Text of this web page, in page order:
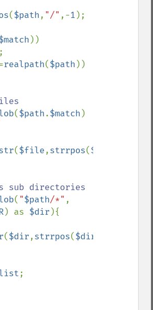
($path, "/" ,-1 );
;
realpath($path ))
($path.$match )
($file,strrpos($file
sub directories
( "$path/*"
) as $dir ){
($dir,strrpos($dir
;